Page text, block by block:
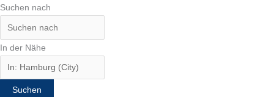
Suchen nach
In der Nähe
Suchen